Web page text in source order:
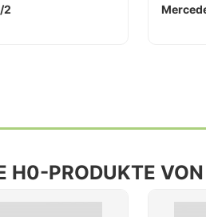
2
H0-PRODUKTE